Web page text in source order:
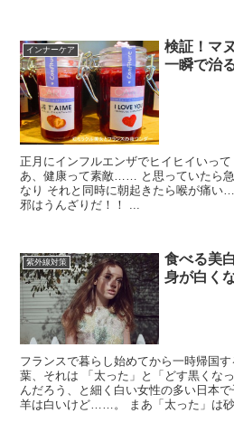
インナーケア
検証！マ
一瞬で治
正月にインフルエンザでヒイヒイいっ
あ、健康って素敵…… と思っていたら急
なり それと同時に朝起きたら喉が痛
邪はうんざりだ！！ ...
紫外線対策
食べる美
身が白く
フランスで暮らし始めてから一時帰国
葉、それは 「太った」と「どす黒くな
んだろう、と細く白い女性の多い日本
羊は白いけど……。 まあ「太った」は